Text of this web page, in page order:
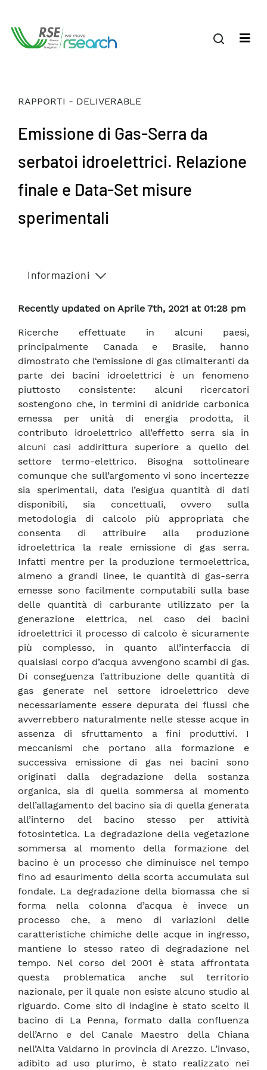
RAPPORTI - DELIVERABLE
Emissione di Gas-Serra da
serbatoi idroelettrici. Relazione
finale e Data-Set misure
sperimentali
Informazioni
Recently updated on Aprile 7th, 2021 at 01:28 pm
Ricerche effettuate in alcuni paesi,
principalmente Canada e Brasile, hanno
dimostrato che l‘emissione di gas climalteranti da
parte dei bacini idroelettrici è un fenomeno
piuttosto consistente: alcuni ricercatori
sostengono che, in termini di anidride carbonica
emessa per unità di energia prodotta, il
contributo idroelettrico all’effetto serra sia in
alcuni casi addirittura superiore a quello del
settore termo-elettrico. Bisogna sottolineare
comunque che sull’argomento vi sono incertezze
sia sperimentali, data l’esigua quantità di dati
disponibili, sia concettuali, ovvero sulla
metodologia di calcolo più appropriata che
consenta di attribuire alla produzione
idroelettrica la reale emissione di gas serra.
Infatti mentre per la produzione termoelettrica,
almeno a grandi linee, le quantità di gas-serra
emesse sono facilmente computabili sulla base
delle quantità di carburante utilizzato per la
generazione elettrica, nel caso dei bacini
idroelettrici il processo di calcolo è sicuramente
più complesso, in quanto all’interfaccia di
qualsiasi corpo d’acqua avvengono scambi di gas.
Di conseguenza l’attribuzione delle quantità di
gas generate nel settore idroelettrico deve
necessariamente essere depurata dei flussi che
avverrebbero naturalmente nelle stesse acque in
assenza di sfruttamento a fini produttivi. I
meccanismi che portano alla formazione e
successiva emissione di gas nei bacini sono
originati dalla degradazione della sostanza
organica, sia di quella sommersa al momento
dell’allagamento del bacino sia di quella generata
all’interno del bacino stesso per attività
fotosintetica. La degradazione della vegetazione
sommersa al momento della formazione del
bacino è un processo che diminuisce nel tempo
fino ad esaurimento della scorta accumulata sul
fondale. La degradazione della biomassa che si
forma nella colonna d’acqua è invece un
processo che, a meno di variazioni delle
caratteristiche chimiche delle acque in ingresso,
mantiene lo stesso rateo di degradazione nel
tempo. Nel corso del 2001 è stata affrontata
questa problematica anche sul territorio
nazionale, per il quale non esiste alcuno studio al
riguardo. Come sito di indagine è stato scelto il
bacino di La Penna, formato dalla confluenza
dell’Arno e del Canale Maestro della Chiana
nell’Alta Valdarno in provincia di Arezzo. L’invaso,
adibito ad uso plurimo, è stato realizzato nei